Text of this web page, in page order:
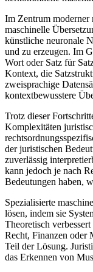
Im Zentrum moderner
maschinelle
künstliche neuronale
und zu erzeugen. Im
Wort oder Satz für
Kontext, die
zweisprachige
kontextbewusstere
Trotz dieser
Komplexitäten
der juristischen
zuverlässig
kann jedoch je nach
Bedeutungen haben,
Spezialisierte
lösen, indem sie
Theoretisch
Recht, Finanzen oder
Teil der Lösung.
das Erkennen von